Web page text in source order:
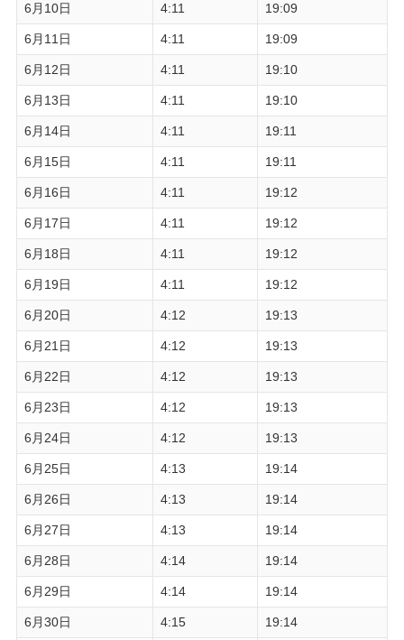
6月10日 4:11 19:09
6月11日 4:11 19:09
6月12日 4:11 19:10
6月13日 4:11 19:10
6月14日 4:11 19:11
6月15日 4:11 19:11
6月16日 4:11 19:12
6月17日 4:11 19:12
6月18日 4:11 19:12
6月19日 4:11 19:12
6月20日 4:12 19:13
6月21日 4:12 19:13
6月22日 4:12 19:13
6月23日 4:12 19:13
6月24日 4:12 19:13
6月25日 4:13 19:14
6月26日 4:13 19:14
6月27日 4:13 19:14
6月28日 4:14 19:14
6月29日 4:14 19:14
6月30日 4:15 19:14